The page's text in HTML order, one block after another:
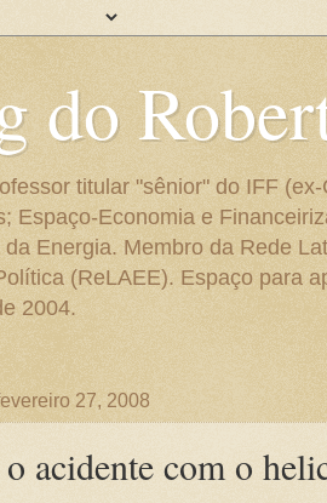
do
titular "sênior" do IFF
Espaço-Economia e
Energia. Membro da Rede
(ReLAEE). Espaço para
2004.
27, 2008
acidente com o